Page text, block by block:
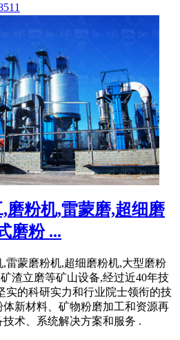
磨粉机,雷蒙磨,超细磨
磨粉 ...
雷蒙磨粉机,超细磨粉机,大型磨粉
渣立磨等矿山设备,经过近40年技
实的科研实力和行业院士领衔的技
新材料、矿物粉磨加工和资源再
术、系统解决方案和服务 .